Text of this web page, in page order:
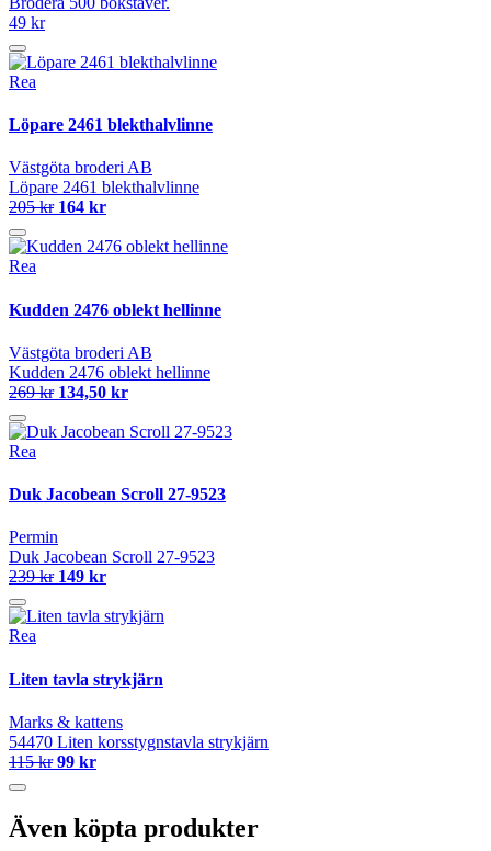
49 kr
Rea
Löpare 2461 blekthalvlinne
Västgöta broderi AB
Löpare 2461 blekthalvlinne
205 kr 164 kr
Rea
Kudden 2476 oblekt hellinne
Västgöta broderi AB
Kudden 2476 oblekt hellinne
269 kr 134,50 kr
Rea
Duk Jacobean Scroll 27-9523
Permin
Duk Jacobean Scroll 27-9523
239 kr 149 kr
Rea
Liten tavla strykjärn
Marks & kattens
54470 Liten korsstygnstavla strykjärn
115 kr 99 kr
Även köpta produkter